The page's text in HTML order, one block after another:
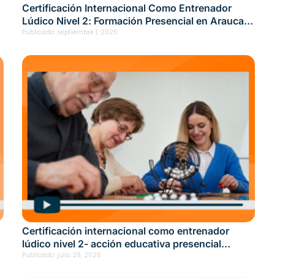
Certificación Internacional Como Entrenador
Lúdico Nivel 2: Formación Presencial en Arauca
— Fecha: 22 de agosto, 2025
Publicado: septiembre 1, 2025
Certificación internacional como entrenador
lúdico nivel 2- acción educativa presencial
Florencia Fecha: julio 15, 2025
Publicado: julio 28, 2025